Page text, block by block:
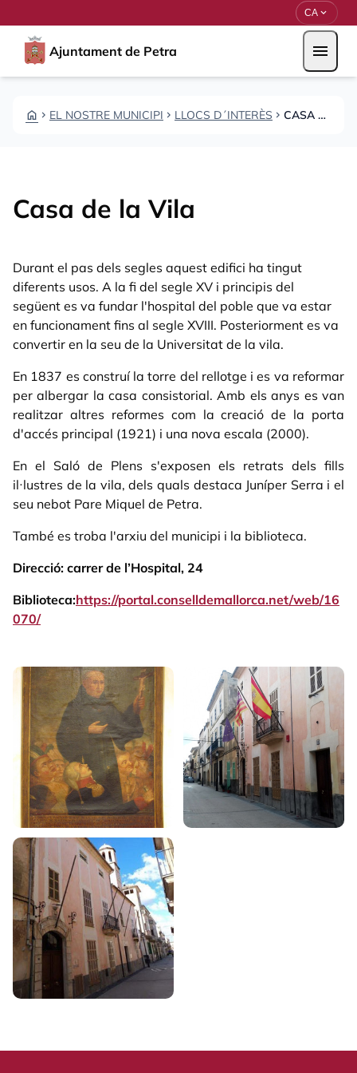
CA expand_more
Ajuntament de Petra menu
HOME CHEVRON_RIGHT EL NOSTRE MUNICIPI CHEVRON_RIGHT LLOCS D´INTERÈS CHEVRON_RIGHT CASA DE LA VILA
Casa de la Vila
Durant el pas dels segles aquest edifici ha tingut
diferents usos. A la fi del segle XV i principis del
següent es va fundar l'hospital del poble que va estar
en funcionament fins al segle XVIII. Posteriorment es va
convertir en la seu de la Universitat de la vila.
En 1837 es construí la torre del rellotge i es va reformar
per albergar la casa consistorial. Amb els anys es van
realitzar altres reformes com la creació de la porta
d'accés principal (1921) i una nova escala (2000).
En el Saló de Plens s'exposen els retrats dels fills
il·lustres de la vila, dels quals destaca Juníper Serra i el
seu nebot Pare Miquel de Petra.
També es troba l'arxiu del municipi i la biblioteca.
Direcció: carrer de l’Hospital, 24
Biblioteca:https://portal.conselldemallorca.net/web/16
070/
Galeria d'imatges